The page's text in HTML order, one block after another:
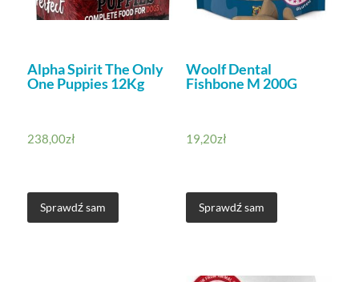
Alpha Spirit The Only
One Puppies 12Kg
238,00zł
Sprawdź sam
Woolf Dental
Fishbone M 200G
19,20zł
Sprawdź sam